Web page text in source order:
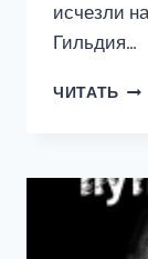
исчезли
Гильдия…
ЧИТАТЬ